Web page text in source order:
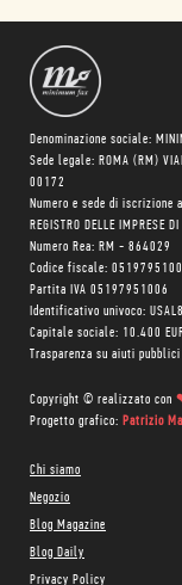
Denominazione sociale:
Sede legale: ROMA (RM)
00172
Numero e sede di
REGISTRO DELLE IMPRESE
Numero Rea: RM - 864029
Codice fiscale:
Partita IVA 05197951006
Identificativo univoco:
Capitale sociale: 10.400
Trasparenza su aiuti pubblici
Copyright © realizzato con
Progetto grafico: Patrizio
Chi siamo
Negozio
Blog Magazine
Blog Daily
Privacy Policy